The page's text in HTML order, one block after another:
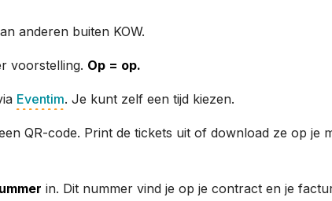
anderen buiten KOW.
voorstelling. Op = op.
Eventim. Je kunt zelf een tijd kiezen.
QR-code. Print de tickets uit of download ze op je
in. Dit nummer vind je op je contract en je